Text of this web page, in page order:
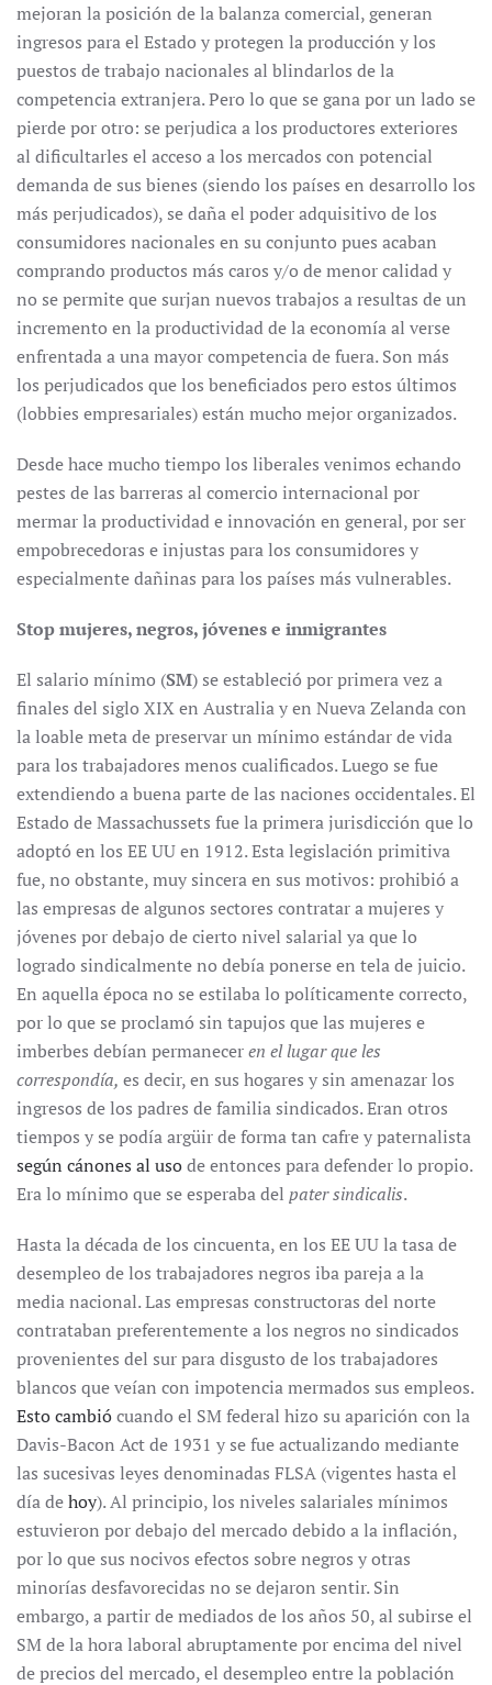
mejoran la posición de la balanza comercial, generan
ingresos para el Estado y protegen la producción y los
puestos de trabajo nacionales al blindarlos de la
competencia extranjera. Pero lo que se gana por un lado se
pierde por otro: se perjudica a los productores exteriores
al dificultarles el acceso a los mercados con potencial
demanda de sus bienes (siendo los países en desarrollo los
más perjudicados), se daña el poder adquisitivo de los
consumidores nacionales en su conjunto pues acaban
comprando productos más caros y/o de menor calidad y
no se permite que surjan nuevos trabajos a resultas de un
incremento en la productividad de la economía al verse
enfrentada a una mayor competencia de fuera. Son más
los perjudicados que los beneficiados pero estos últimos
(lobbies empresariales) están mucho mejor organizados.
Desde hace mucho tiempo los liberales venimos echando
pestes de las barreras al comercio internacional por
mermar la productividad e innovación en general, por ser
empobrecedoras e injustas para los consumidores y
especialmente dañinas para los países más vulnerables.
Stop mujeres, negros, jóvenes e inmigrantes
El salario mínimo (SM) se estableció por primera vez a
finales del siglo XIX en Australia y en Nueva Zelanda con
la loable meta de preservar un mínimo estándar de vida
para los trabajadores menos cualificados. Luego se fue
extendiendo a buena parte de las naciones occidentales. El
Estado de Massachussets fue la primera jurisdicción que lo
adoptó en los EE UU en 1912. Esta legislación primitiva
fue, no obstante, muy sincera en sus motivos: prohibió a
las empresas de algunos sectores contratar a mujeres y
jóvenes por debajo de cierto nivel salarial ya que lo
logrado sindicalmente no debía ponerse en tela de juicio.
En aquella época no se estilaba lo políticamente correcto,
por lo que se proclamó sin tapujos que las mujeres e
imberbes debían permaneceren el lugar que les
correspondía, es decir, en sus hogares y sin amenazar los
ingresos de los padres de familia sindicados. Eran otros
tiempos y se podía argüir de forma tan cafre y paternalista
según cánones al usode entonces para defender lo propio.
Era lo mínimo que se esperaba del pater sindicalis.
Hasta la década de los cincuenta, en los EE UU la tasa de
desempleo de los trabajadores negros iba pareja a la
media nacional. Las empresas constructoras del norte
contrataban preferentemente a los negros no sindicados
provenientes del sur para disgusto de los trabajadores
blancos que veían con impotencia mermados sus empleos.
Esto cambiócuando el SM federal hizo su aparición con la
Davis-Bacon Act de 1931 y se fue actualizando mediante
las sucesivas leyes denominadas FLSA (vigentes hasta el
día dehoy). Al principio, los niveles salariales mínimos
estuvieron por debajo del mercado debido a la inflación,
por lo que sus nocivos efectos sobre negros y otras
minorías desfavorecidas no se dejaron sentir. Sin
embargo, a partir de mediados de los años 50, al subirse el
SM de la hora laboral abruptamente por encima del nivel
de precios del mercado, el desempleo entre la población